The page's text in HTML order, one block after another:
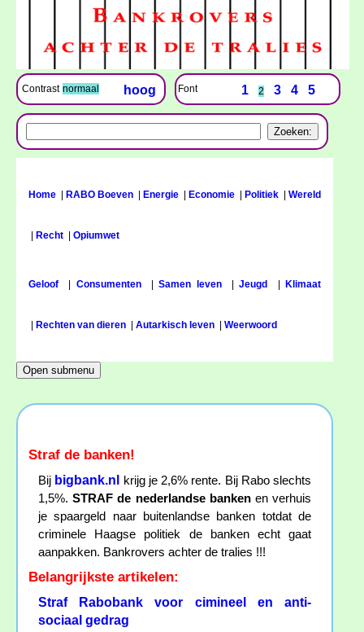
Contrast normaal hoog Font 1 2 3 4 5
Home RABO Boeven Energie Economie Politiek Wereld
Recht Opiumwet
Geloof Consumenten|Samen leven|Jeugd Klimaat
Rechten van dieren Autarkisch leven Weerwoord
Straf de banken!
Bij bigbank.nl
krijg je 2,6% rente. Bij Rabo slechts
1,5%.STRAF de nederlandse bankenen verhuis
je spaargeld naar buitenlandse banken totdat de
criminele Haagse politiek de banken echt gaat
aanpakken. Bankrovers achter de tralies !!!
Belangrijkste artikelen:
Straf Rabobank voor cimineel en anti-
sociaal gedrag